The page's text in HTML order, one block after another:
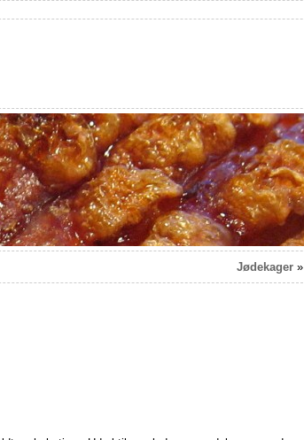
Jødekager»